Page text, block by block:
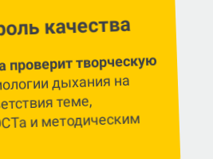
качества
проверит творческую
дыхания на
теме,
и методическим